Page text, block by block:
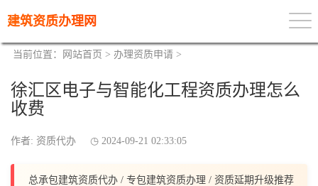
建筑资质办理网
当前位置： 网站首页 > 办理资质申请 >
徐汇区电子与智能化工程资质办理怎么
收费
作者: 资质代办 2024-09-21 02:33:05
总承包建筑资质代办 / 专包建筑资质办理 / 资质延期升级推荐